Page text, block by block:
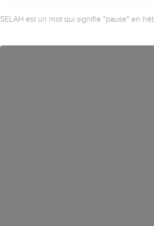
SELAH est un mot qui signifie "pause" en